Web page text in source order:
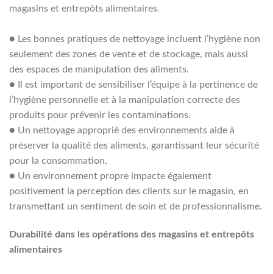
magasins et entrepôts alimentaires.
● Les bonnes pratiques de nettoyage incluent l’hygiène non
seulement des zones de vente et de stockage, mais aussi
des espaces de manipulation des aliments.
● Il est important de sensibiliser l’équipe à la pertinence de
l’hygiène personnelle et à la manipulation correcte des
produits pour prévenir les contaminations.
● Un nettoyage approprié des environnements aide à
préserver la qualité des aliments, garantissant leur sécurité
pour la consommation.
● Un environnement propre impacte également
positivement la perception des clients sur le magasin, en
transmettant un sentiment de soin et de professionnalisme.
Durabilité dans les opérations des magasins et entrepôts
alimentaires